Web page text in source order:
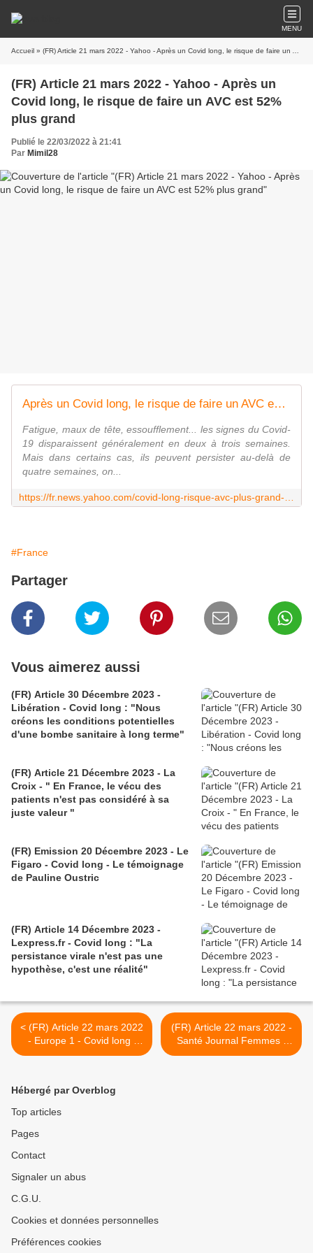
MENU
Accueil » (FR) Article 21 mars 2022 - Yahoo - Après un Covid long, le risque de faire un AVC est 52% plus grand
(FR) Article 21 mars 2022 - Yahoo - Après un
Covid long, le risque de faire un AVC est 52%
plus grand
Publié le 22/03/2022 à 21:41
Par Mimil28
Après un Covid long, le risque de faire un AVC est 52% plus grand
Fatigue, maux de tête, essoufflement... les signes du Covid-
19 disparaissent généralement en deux à trois semaines.
Mais dans certains cas, ils peuvent persister au-delà de
quatre semaines, on...
#France
Partager
Vous aimerez aussi
(FR) Article 30 Décembre 2023 -
Libération - Covid long : "Nous
créons les conditions potentielles
d'une bombe sanitaire à long terme"
(FR) Article 21 Décembre 2023 - La
Croix - " En France, le vécu des
patients n'est pas considéré à sa
juste valeur "
(FR) Emission 20 Décembre 2023 - Le
Figaro - Covid long - Le témoignage
de Pauline Oustric
(FR) Article 14 Décembre 2023 -
Lexpress.fr - Covid long : "La
persistance virale n'est pas une
hypothèse, c'est une réalité"
< (FR) Article 22 mars 2022
- Europe 1 - Covid long :
allons-nous vers une prise
(FR) Article 22 mars 2022 -
Santé Journal Femmes -
Covid long : symptômes,
Hébergé par Overblog
Top articles
Pages
Contact
Signaler un abus
C.G.U.
Cookies et données personnelles
Préférences cookies